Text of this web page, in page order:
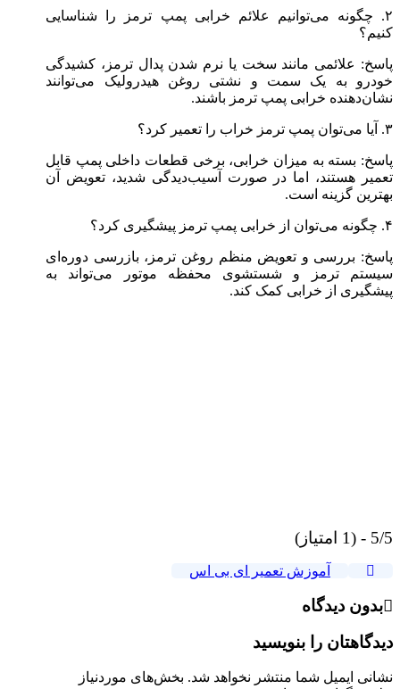
۲. چگونه می‌توانیم علائم خرابی پمپ ترمز را شناسایی
کنیم؟
پاسخ: علائمی مانند سخت یا نرم شدن پدال ترمز، کشیدگی
خودرو به یک سمت و نشتی روغن هیدرولیک می‌توانند
نشان‌دهنده خرابی پمپ ترمز باشند.
۳. آیا می‌توان پمپ ترمز خراب را تعمیر کرد؟
پاسخ: بسته به میزان خرابی، برخی قطعات داخلی پمپ قابل
تعمیر هستند، اما در صورت آسیب‌دیدگی شدید، تعویض آن
بهترین گزینه است.
۴. چگونه می‌توان از خرابی پمپ ترمز پیشگیری کرد؟
پاسخ: بررسی و تعویض منظم روغن ترمز، بازرسی دوره‌ای
سیستم ترمز و شستشوی محفظه موتور می‌تواند به
پیشگیری از خرابی کمک کند.
5/5 - (1 امتیاز)
آموزش تعمیر ای بی اس
بدون دیدگاه
دیدگاهتان را بنویسید
نشانی ایمیل شما منتشر نخواهد شد. بخش‌های موردنیاز